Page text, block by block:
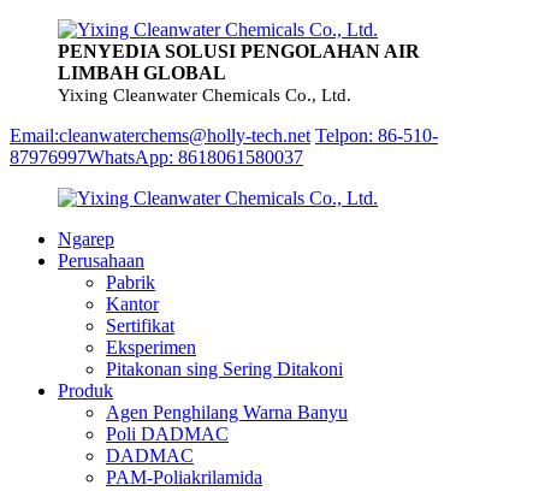
PENYEDIA SOLUSI PENGOLAHAN AIR
LIMBAH GLOBAL
Yixing Cleanwater Chemicals Co., Ltd.
Email:cleanwaterchems@holly-tech.net Telpon: 86-510-
87976997WhatsApp: 8618061580037
Ngarep
Perusahaan
Pabrik
Kantor
Sertifikat
Eksperimen
Pitakonan sing Sering Ditakoni
Produk
Agen Penghilang Warna Banyu
Poli DADMAC
DADMAC
PAM-Poliakrilamida